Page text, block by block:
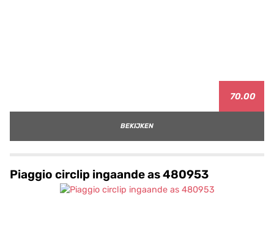
70.00
BEKIJKEN
Piaggio circlip ingaande as 480953